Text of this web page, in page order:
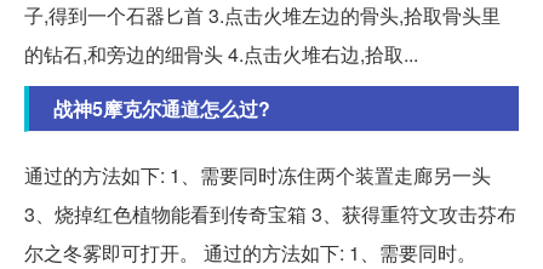
子,得到一个石器匕首 3.点击火堆左边的骨头,拾取骨头里
的钻石,和旁边的细骨头 4.点击火堆右边,拾取...
战神5摩克尔通道怎么过?
通过的方法如下: 1、需要同时冻住两个装置走廊另一头
3、烧掉红色植物能看到传奇宝箱 3、获得重符文攻击芬布
尔之冬雾即可打开。 通过的方法如下: 1、需要同时。